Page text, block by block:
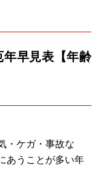
年早見表【年齢
・ケガ・事故な
あうことが多い年